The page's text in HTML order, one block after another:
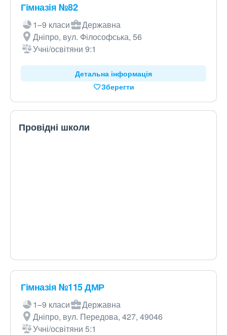
Гімназія №82
1–9 класи
Державна
Дніпро, вул. Філософська, 56
Учні/освітяни 9:1
Детальна інформація
Зберегти
Провідні школи
Гімназія №115 ДМР
1–9 класи
Державна
Дніпро, вул. Передова, 427, 49046
Учні/освітяни 5:1